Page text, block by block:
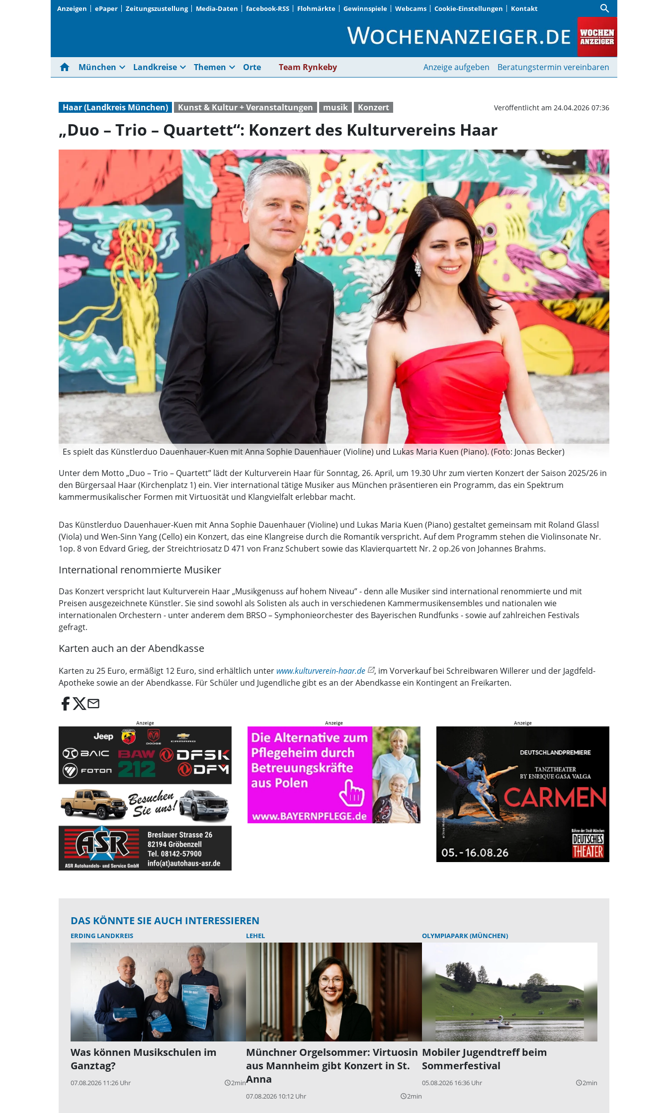
Anzeigen ePaper Zeitungszustellung Media-Daten facebook-RSS Flohmärkte Gewinnspiele Webcams Cookie-Einstellungen Kontakt search
„Duo – Trio – Quartett“: Konzert des
home München expand_more Landkreise expand_more Themen expand_more Orte Team Rynkeby Anzeige aufgeben Beratungstermin vereinbaren
Haar (Landkreis München) Kunst & Kultur + Veranstaltungen musik Konzert Veröffentlicht am 24.04.2026 07:36
„Duo – Trio – Quartett“: Konzert des Kulturvereins Haar
Es spielt das Künstlerduo Dauenhauer-Kuen mit Anna Sophie Dauenhauer (Violine) und Lukas Maria Kuen (Piano). (Foto: Jonas Becker)
Unter dem Motto „Duo – Trio – Quartett” lädt der Kulturverein Haar für Sonntag, 26. April, um 19.30 Uhr zum vierten Konzert der Saison 2025/26 in
den Bürgersaal Haar (Kirchenplatz 1) ein. Vier international tätige Musiker aus München präsentieren ein Programm, das ein Spektrum
kammermusikalischer Formen mit Virtuosität und Klangvielfalt erlebbar macht.
Das Künstlerduo Dauenhauer-Kuen mit Anna Sophie Dauenhauer (Violine) und Lukas Maria Kuen (Piano) gestaltet gemeinsam mit Roland Glassl
(Viola) und Wen-Sinn Yang (Cello) ein Konzert, das eine Klangreise durch die Romantik verspricht. Auf dem Programm stehen die Violinsonate Nr.
1op. 8 von Edvard Grieg, der Streichtriosatz D 471 von Franz Schubert sowie das Klavierquartett Nr. 2 op.26 von Johannes Brahms.
International renommierte Musiker
Das Konzert verspricht laut Kulturverein Haar „Musikgenuss auf hohem Niveau” - denn alle Musiker sind international renommierte und mit
Preisen ausgezeichnete Künstler. Sie sind sowohl als Solisten als auch in verschiedenen Kammermusikensembles und nationalen wie
internationalen Orchestern - unter anderem dem BRSO – Symphonieorchester des Bayerischen Rundfunks - sowie auf zahlreichen Festivals
gefragt.
Karten auch an der Abendkasse
Karten zu 25 Euro, ermäßigt 12 Euro, sind erhältlich unter www.kulturverein-haar.de
, im Vorverkauf bei Schreibwaren Willerer und der Jagdfeld-
Apotheke sowie an der Abendkasse. Für Schüler und Jugendliche gibt es an der Abendkasse ein Kontingent an Freikarten.
email
DAS KÖNNTE SIE AUCH INTERESSIEREN
ERDING LANDKREIS
Was können Musikschulen im
Ganztag?
07.08.2026 11:26 Uhr query_builder2min
LEHEL
Münchner Orgelsommer: Virtuosin
aus Mannheim gibt Konzert in St.
Anna
07.08.2026 10:12 Uhr query_builder2min
OLYMPIAPARK (MÜNCHEN)
Mobiler Jugendtreff beim
Sommerfestival
05.08.2026 16:36 Uhr query_builder2min